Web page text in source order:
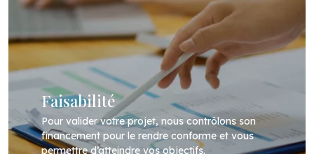
Faisabilité
Pour valider votre projet, nous contrôlons son
financement pour le rendre conforme et vous
permettre d’atteindre vos objectifs.